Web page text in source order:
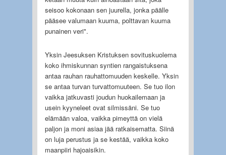
seisoo kokonaan sen juurella, jonka päälle
pääsee valumaan kuuma, polttavan kuuma
punainen veri".
Yksin Jeesuksen Kristuksen sovituskuolema
koko ihmiskunnan syntien rangaistuksena
antaa rauhan rauhattomuuden keskelle. Yksin
se antaa turvan turvattomuuteen. Se tuo ilon
vaikka jatkuvasti joudun huokailemaan ja
usein kyyneleet ovat silmissäni. Se tuo
elämään valoa, vaikka pimeyttä on vielä
paljon ja moni asiaa jää ratkaisematta. Siinä
on luja perustus ja se kestää, vaikka koko
maanpiiri hajoaisikin.